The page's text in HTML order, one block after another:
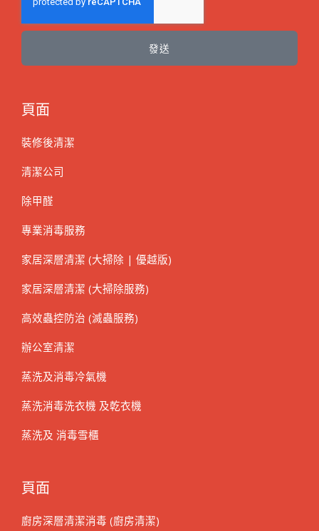
發送
頁面
裝修後清潔
清潔公司
除甲醛
專業消毒服務
家居深層清潔 (大掃除 | 優越版)
家居深層清潔 (大掃除服務)
高效蟲控防治 (滅蟲服務)
辦公室清潔
蒸洗及消毒冷氣機
蒸洗消毒洗衣機 及乾衣機
蒸洗及 消毒雪櫃
頁面
廚房深層清潔消毒 (廚房清潔)